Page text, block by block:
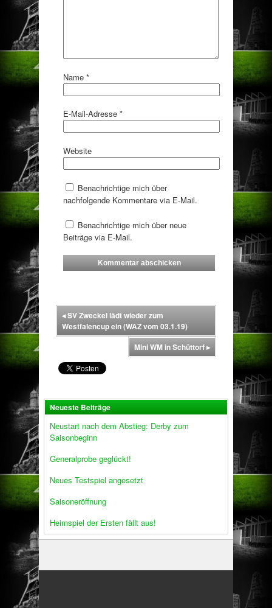
Name *
E-Mail-Adresse *
Website
Benachrichtige mich über
nachfolgende Kommentare via E-Mail.
Benachrichtige mich über neue
Beiträge via E-Mail.
◂SV Zweckel lädt wieder zum
Westfalencup ein (WAZ vom 03.1.19)
Mini WM in Schüttorf▸
Neueste Beiträge
Neustart nach dem Abstieg: Derby zum
Saisonbeginn
Generalprobe geglückt!
Neues Testspiel angesetzt
Saisoneröffnung
Heimspiel der Ersten fällt aus!